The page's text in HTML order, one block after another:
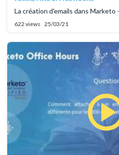
La création d'emails dans Marketo
622 views 25/03/21